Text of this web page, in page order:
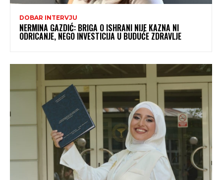
DOBAR INTERVJU
NERMINA GAZDIĆ: BRIGA O ISHRANI NIJE KAZNA NI
ODRICANJE, NEGO INVESTICIJA U BUDUĆE ZDRAVLJE